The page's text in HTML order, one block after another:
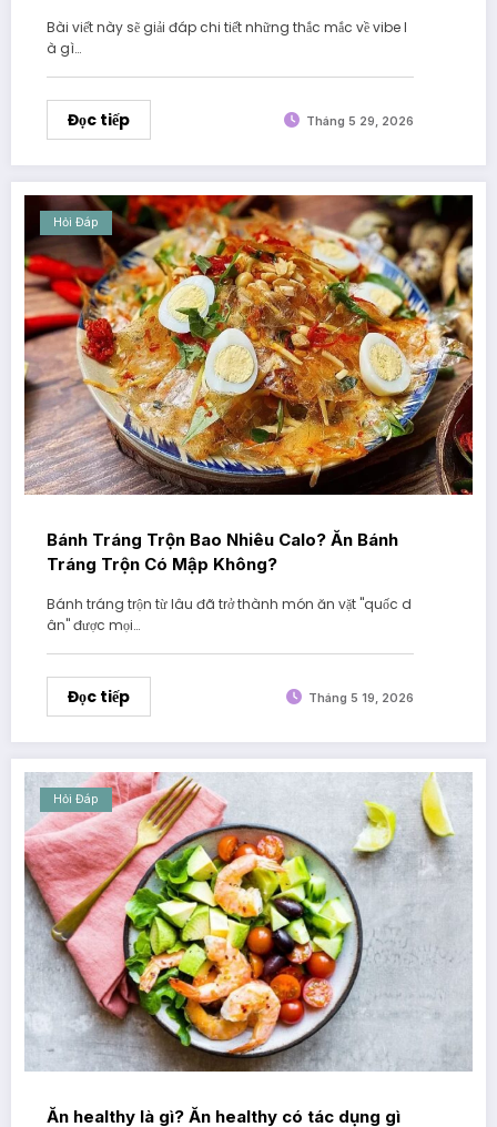
Bài viết này sẽ giải đáp chi tiết những thắc mắc về vibe l
à gì…
Đọc tiếp Tháng 5 29, 2026
Hỏi Đáp
Bánh Tráng Trộn Bao Nhiêu Calo? Ăn Bánh
Tráng Trộn Có Mập Không?
Bánh tráng trộn từ lâu đã trở thành món ăn vặt "quốc d
ân" được mọi…
Đọc tiếp Tháng 5 19, 2026
Hỏi Đáp
Ăn healthy là gì? Ăn healthy có tác dụng gì